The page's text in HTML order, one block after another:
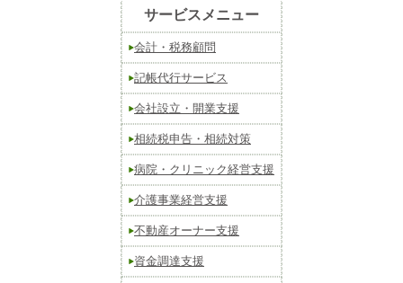
サービスメニュー
会計・税務顧問
記帳代行サービス
会社設立・開業支援
相続税申告・相続対策
病院・クリニック経営支援
介護事業経営支援
不動産オーナー支援
資金調達支援